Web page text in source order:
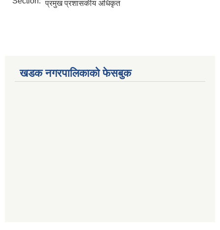
प्रमुख प्रशासकीय अधिकृत
खडक नगरपालिकाको फेसबुक